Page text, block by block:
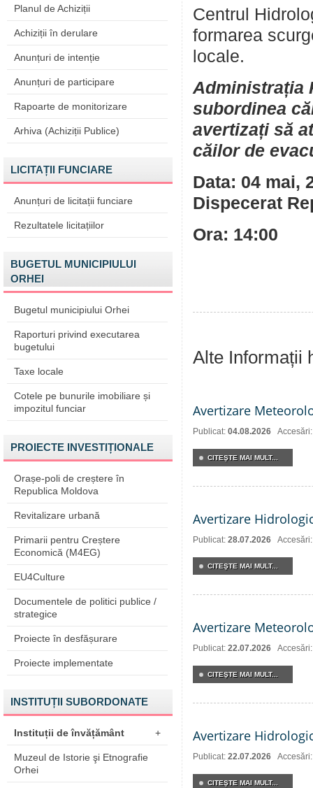
Planul de Achiziții
Achiziții în derulare
Anunțuri de intenție
Anunțuri de participare
Rapoarte de monitorizare
Arhiva (Achiziții Publice)
LICITAȚII FUNCIARE
Anunțuri de licitații funciare
Rezultatele licitațiilor
BUGETUL MUNICIPIULUI
ORHEI
Bugetul municipiului Orhei
Raporturi privind executarea
bugetului
Taxe locale
Cotele pe bunurile imobiliare și
impozitul funciar
PROIECTE INVESTIȚIONALE
Orașe-poli de creștere în
Republica Moldova
Revitalizare urbană
Primarii pentru Creștere
Economică (M4EG)
EU4Culture
Documentele de politici publice /
strategice
Proiecte în desfășurare
Proiecte implementate
INSTITUȚII SUBORDONATE
Instituții de învățământ +
Muzeul de Istorie şi Etnografie
Orhei
Centrul
formarea
locale.
Administrația
subordinea
avertizați să
căilor de
Data:
Dispecerat
Ora: 14:00
Alte Informații
Avertizare
Publicat: 04.08.2026
CITEŞTE MAI MULT...
Avertizare
Publicat: 28.07.2026
CITEŞTE MAI MULT...
Avertizare
Publicat: 22.07.2026
CITEŞTE MAI MULT...
Avertizare
Publicat: 22.07.2026
CITEŞTE MAI MULT...